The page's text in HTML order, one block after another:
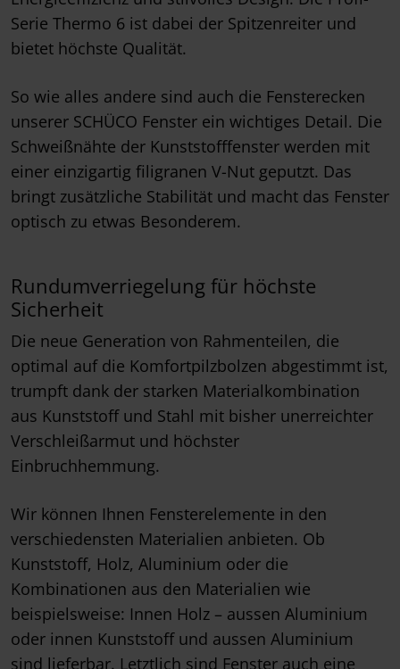
Serie Thermo 6 ist dabei der Spitzenreiter und
bietet höchste Qualität.
So wie alles andere sind auch die Fensterecken
unserer SCHÜCO Fenster ein wichtiges Detail. Die
Schweißnähte der Kunststofffenster werden mit
einer einzigartig filigranen V-Nut geputzt. Das
bringt zusätzliche Stabilität und macht das Fenster
optisch zu etwas Besonderem.
Rundumverriegelung für höchste
Sicherheit
Die neue Generation von Rahmenteilen, die
optimal auf die Komfortpilzbolzen abgestimmt ist,
trumpft dank der starken Materialkombination
aus Kunststoff und Stahl mit bisher unerreichter
Verschleißarmut und höchster
Einbruchhemmung.
Wir können Ihnen Fensterelemente in den
verschiedensten Materialien anbieten. Ob
Kunststoff, Holz, Aluminium oder die
Kombinationen aus den Materialien wie
beispielsweise: Innen Holz – aussen Aluminium
oder innen Kunststoff und aussen Aluminium
sind lieferbar. Letztlich sind Fenster auch eine